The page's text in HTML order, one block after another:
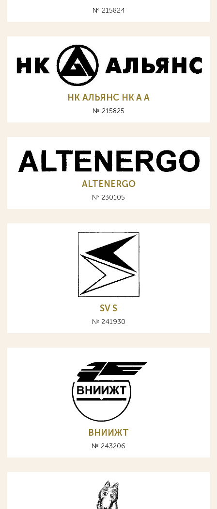
№ 215824
НК АЛЬЯНС HK A А
№ 215825
ALTENERGO
№ 230105
SV S
№ 241930
ВНИИЖТ
№ 243206